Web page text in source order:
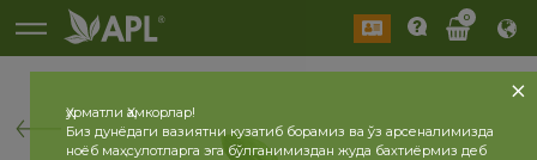
0
Ҳурматли Ҳамкорлар!
Биз дунёдаги вазиятни кузатиб борамиз ва ўз арсеналимизда
ноёб маҳсулотларга эга бўлганимиздан жуда бахтиёрмиз деб